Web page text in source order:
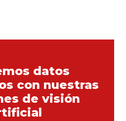
datos
con nuestras
de visión